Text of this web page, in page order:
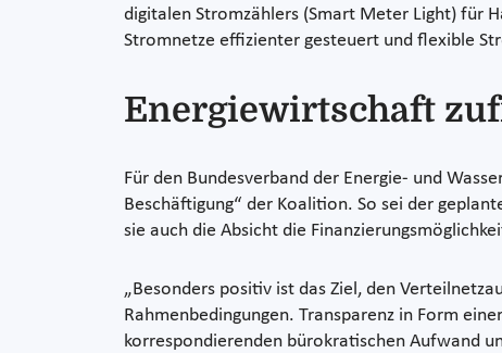
digitalen Stromzählers (Smart Meter Light) für
Stromnetze effizienter gesteuert und flexible
Energiewirtschaft
Für den Bundesverband der Energie- und
Beschäftigung“ der Koalition. So sei der
sie auch die Absicht die
„Besonders positiv ist das Ziel, den
Rahmenbedingungen. Transparenz in Form
korrespondierenden bürokratischen Aufwand